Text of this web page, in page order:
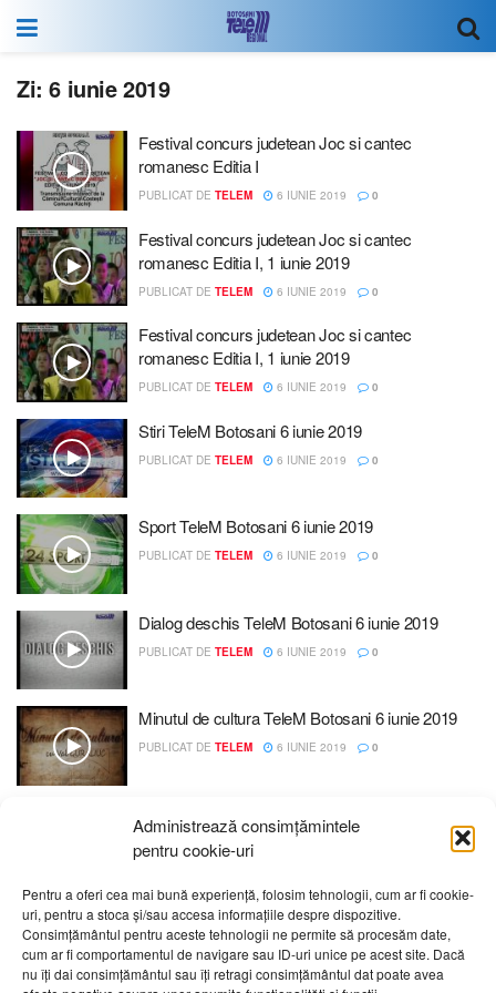
Administrează consimțămintele
pentru cookie-uri
Pentru a oferi cea mai bună experiență, folosim tehnologii, cum ar fi cookie-
uri, pentru a stoca și/sau accesa informațiile despre dispozitive.
Consimțământul pentru aceste tehnologii ne permite să procesăm date,
cum ar fi comportamentul de navigare sau ID-uri unice pe acest site. Dacă
nu îți dai consimțământul sau îți retragi consimțământul dat poate avea
Zi:6 iunie 2019
Festival concurs judetean Joc si cantec
romanesc Editia I
PUBLICAT DE TELEM 6 IUNIE 2019 0
Festival concurs judetean Joc si cantec
romanesc Editia I, 1 iunie 2019
PUBLICAT DE TELEM 6 IUNIE 2019 0
Festival concurs judetean Joc si cantec
romanesc Editia I, 1 iunie 2019
PUBLICAT DE TELEM 6 IUNIE 2019 0
Stiri TeleM Botosani 6 iunie 2019
PUBLICAT DE TELEM 6 IUNIE 2019 0
Sport TeleM Botosani 6 iunie 2019
PUBLICAT DE TELEM 6 IUNIE 2019 0
Dialog deschis TeleM Botosani 6 iunie 2019
PUBLICAT DE TELEM 6 IUNIE 2019 0
Minutul de cultura TeleM Botosani 6 iunie 2019
PUBLICAT DE TELEM 6 IUNIE 2019 0
Despre noi Publicitate Contact
Politică de confidențialitate
Cod Deontologic
Grila de programe